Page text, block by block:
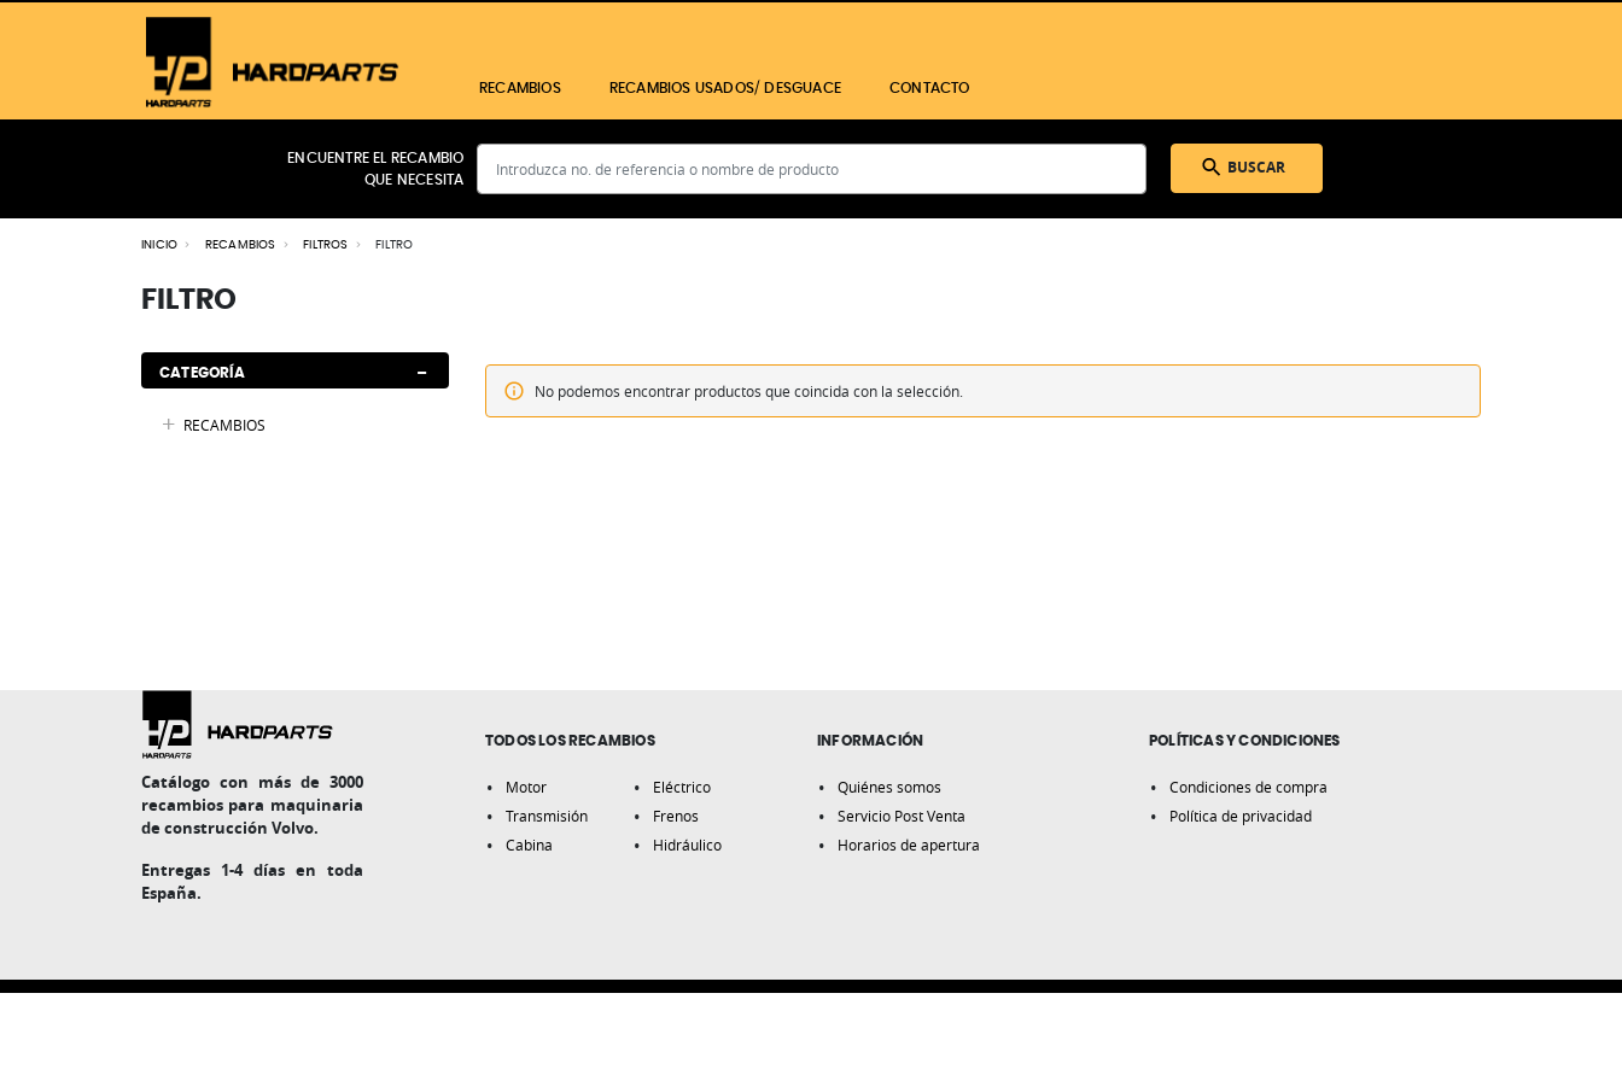
RECAMBIOS
MOTOR
HIDRÁULICO
FRENOS
CABINA
RECAMBIOS USADOS/ DESGUACE CONTACTO
ENCUENTRE EL RECAMBIO
QUE NECESITA
BUSCAR
INICIO RECAMBIOS FILTROS FILTRO
FILTRO
No podemos encontrar productos que coincida con la selección.
CATEGORÍA
RECAMBIOS
Catálogo con más de 3000
recambios para maquinaria
de construcción Volvo.
Entregas 1-4 días en toda
España.
TODOS LOS RECAMBIOS
Motor
Eléctrico
Transmisión
Frenos
Cabina
Hidráulico
INFORMACIÓN
Quiénes somos
Servicio Post Venta
Horarios de apertura
POLÍTICAS Y CONDICIONES
Condiciones de compra
Política de privacidad